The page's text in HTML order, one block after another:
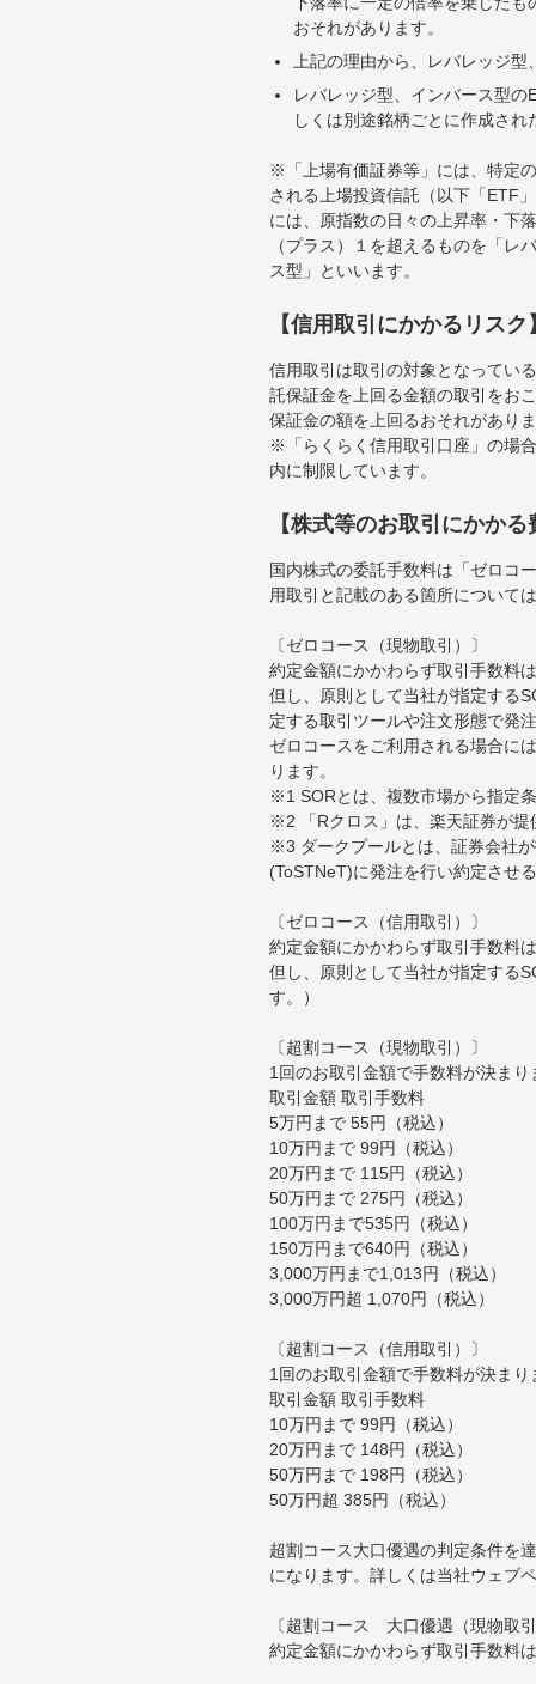
おそれがあります。
上記の理由から、レバレッジ
レバレッジ型、インバース型
しくは別途銘柄ごとに作成さ
※「上場有価証券等」には、特定
される上場投資信託（以下「ETF
には、原指数の日々の上昇率・下
（プラス）１を超えるものを「
ス型」といいます。
【信用取引にかかるリスク
信用取引は取引の対象となってい
託保証金を上回る金額の取引をお
保証金の額を上回るおそれがあり
※「らくらく信用取引口座」の場
内に制限しています。
【株式等のお取引にかかる
国内株式の委託手数料は「ゼロコ
用取引と記載のある箇所について
〔ゼロコース（現物取引）〕
約定金額にかかわらず取引手数料
但し、原則として当社が指定する
定する取引ツールや注文形態で発
ゼロコースをご利用される場合に
ります。
※1 SORとは、複数市場から指定
※2 「Rクロス」は、楽天証券が
※3 ダークプールとは、証券会社
(ToSTNeT)に発注を行い約定させ
〔ゼロコース（信用取引）〕
約定金額にかかわらず取引手数料
但し、原則として当社が指定する
す。）
〔超割コース（現物取引）〕
1回のお取引金額で手数料が決まり
取引金額 取引手数料
5万円まで 55円（税込）
10万円まで 99円（税込）
20万円まで 115円（税込）
50万円まで 275円（税込）
100万円まで535円（税込）
150万円まで640円（税込）
3,000万円まで1,013円（税込）
3,000万円超 1,070円（税込）
〔超割コース（信用取引）〕
1回のお取引金額で手数料が決まり
取引金額 取引手数料
10万円まで 99円（税込）
20万円まで 148円（税込）
50万円まで 198円（税込）
50万円超 385円（税込）
超割コース大口優遇の判定条件を
になります。詳しくは当社ウェブ
〔超割コース 大口優遇（現物取
約定金額にかかわらず取引手数料